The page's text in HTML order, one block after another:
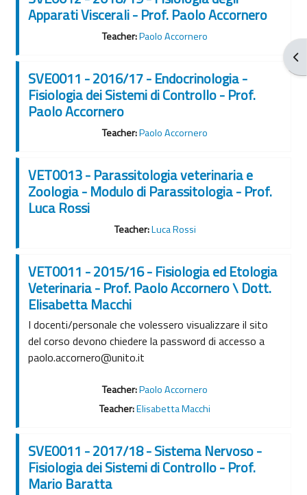
Apparati Viscerali - Prof. Paolo Accornero
Teacher:Paolo Accornero
SVE0011 - 2016/17 - Endocrinologia -
Fisiologia dei Sistemi di Controllo - Prof.
Paolo Accornero
Teacher:Paolo Accornero
VET0013 - Parassitologia veterinaria e
Zoologia - Modulo di Parassitologia - Prof.
Luca Rossi
Teacher:Luca Rossi
VET0011 - 2015/16 - Fisiologia ed Etologia
Veterinaria - Prof. Paolo Accornero \ Dott.
Elisabetta Macchi
I docenti/personale che volessero visualizzare il sito
del corso devono chiedere la password di accesso a
paolo.accornero@unito.it
Teacher:Paolo Accornero
Teacher:Elisabetta Macchi
SVE0011 - 2017/18 - Sistema Nervoso -
Fisiologia dei Sistemi di Controllo - Prof.
Mario Baratta